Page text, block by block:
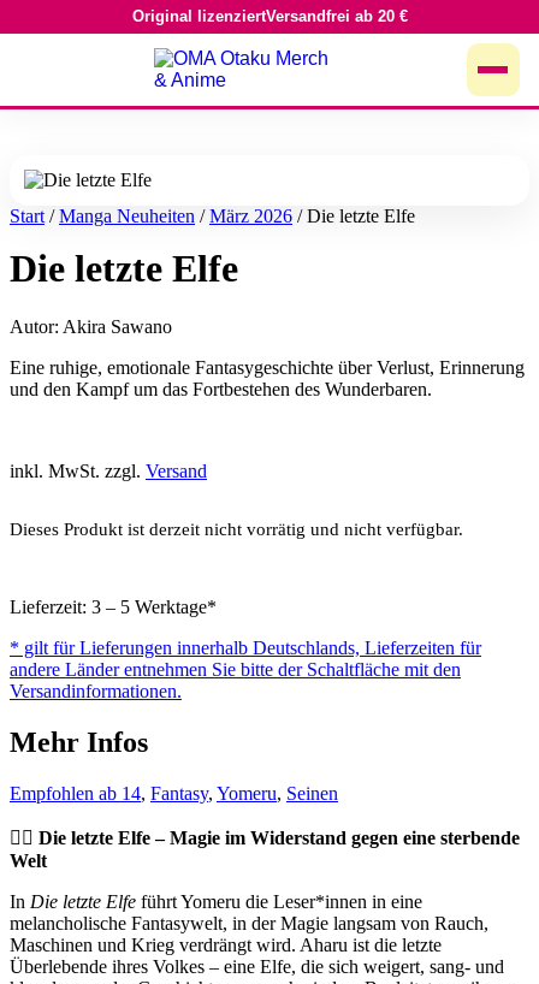
Inhalt
Original lizenziertVersandfrei ab 20 €
Start /Manga Neuheiten /März 2026 / Die letzte Elfe
Die letzte Elfe
Autor: Akira Sawano
Eine ruhige, emotionale Fantasygeschichte über Verlust, Erinnerung
und den Kampf um das Fortbestehen des Wunderbaren.
inkl. MwSt. zzgl. Versand
Dieses Produkt ist derzeit nicht vorrätig und nicht verfügbar.
Lieferzeit: 3 – 5 Werktage*
* gilt für Lieferungen innerhalb Deutschlands, Lieferzeiten für
andere Länder entnehmen Sie bitte der Schaltfläche mit den
Versandinformationen.
Mehr Infos
Empfohlen ab 14, Fantasy, Yomeru, Seinen
🧝‍♀️ Die letzte Elfe – Magie im Widerstand gegen eine sterbende
Welt
In Die letzte Elfe führt Yomeru die Leser*innen in eine
melancholische Fantasywelt, in der Magie langsam von Rauch,
Maschinen und Krieg verdrängt wird. Aharu ist die letzte
Überlebende ihres Volkes – eine Elfe, die sich weigert, sang- und